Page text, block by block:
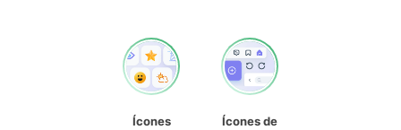
Ícones
Ícones de